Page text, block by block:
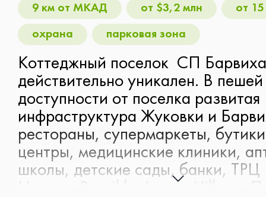
9 км от МКАД от $3,2 млн от
охрана парковая зона
Коттеджный поселок СП Барвиха
действительно уникален. В пешей
доступности от поселка развитая
инфраструктура Жуковки и
рестораны, супермаркеты,
центры, медицинские клиники,
школы, детские сады, банки, ТРЦ
Следующий вопрос